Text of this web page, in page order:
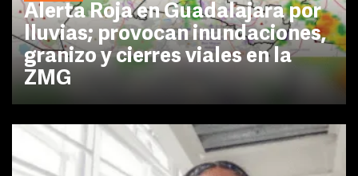
Alerta Roja en Guadalajara por
lluvias; provocan inundaciones,
granizo y cierres viales en la
ZMG